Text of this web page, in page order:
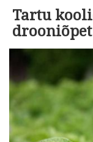
Tartu